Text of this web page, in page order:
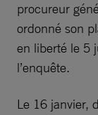
procureur
ordonné son
en liberté le 5
l’enquête.
Le 16 janvier,